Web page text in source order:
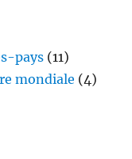
pays (11)
mondiale (4)